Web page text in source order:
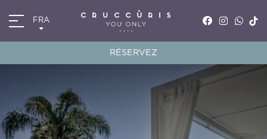
FRA
ITA
ENG
RÉSERVEZ
Arrivée
10AOÛ2026
Départ*